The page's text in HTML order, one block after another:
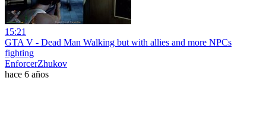
15:21
GTA V - Dead Man Walking but with allies and more NPCs
fighting
EnforcerZhukov
hace 6 años